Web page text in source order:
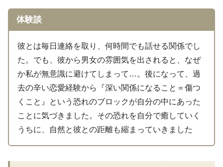
体験談
彼とは毎日連絡を取り、何時間でも話せる関係でし
た。でも、彼から男女の雰囲気を出されると、なぜ
か私が無意識に避けてしまって…。後になって、過
去の辛い恋愛経験から『深い関係になること＝傷つ
くこと』という恐れのブロックが自分の中にあった
ことに気づきました。その恐れを自分で癒していく
うちに、自然と彼との距離も縮まっていきました